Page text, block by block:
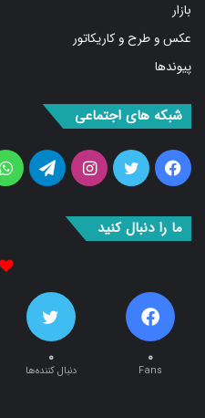
عکس و طرح و کاریکاتور
پیوندها
فیس
بوک
توییتراینستاگرامتلگرام
۰ ۰